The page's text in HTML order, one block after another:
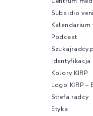
Subsidio
Kalendarium
Podcast
Identyfikacja
Kolory KIRP
Logo KIRP –
Strefa radcy
Etyka